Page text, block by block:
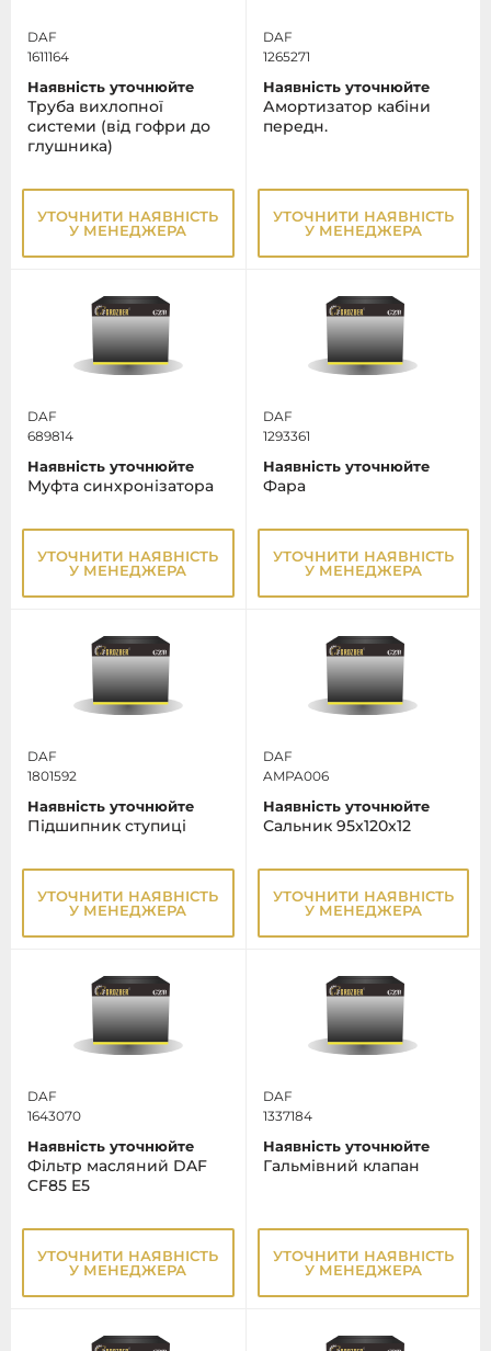
DAF
1611164
Наявність уточнюйте
Труба вихлопної
системи (від гофри до
глушника)
УТОЧНИТИ НАЯВНІСТЬ
У МЕНЕДЖЕРА
DAF
1265271
Наявність уточнюйте
Амортизатор кабіни
передн.
УТОЧНИТИ НАЯВНІСТЬ
У МЕНЕДЖЕРА
DAF
689814
Наявність уточнюйте
Муфта синхронізатора
УТОЧНИТИ НАЯВНІСТЬ
У МЕНЕДЖЕРА
DAF
1293361
Наявність уточнюйте
Фара
УТОЧНИТИ НАЯВНІСТЬ
У МЕНЕДЖЕРА
DAF
1801592
Наявність уточнюйте
Підшипник ступиці
УТОЧНИТИ НАЯВНІСТЬ
У МЕНЕДЖЕРА
DAF
AMPA006
Наявність уточнюйте
Сальник 95x120x12
УТОЧНИТИ НАЯВНІСТЬ
У МЕНЕДЖЕРА
DAF
1643070
Наявність уточнюйте
Фільтр масляний DAF
CF85 E5
УТОЧНИТИ НАЯВНІСТЬ
У МЕНЕДЖЕРА
DAF
1337184
Наявність уточнюйте
Гальмівний клапан
УТОЧНИТИ НАЯВНІСТЬ
У МЕНЕДЖЕРА